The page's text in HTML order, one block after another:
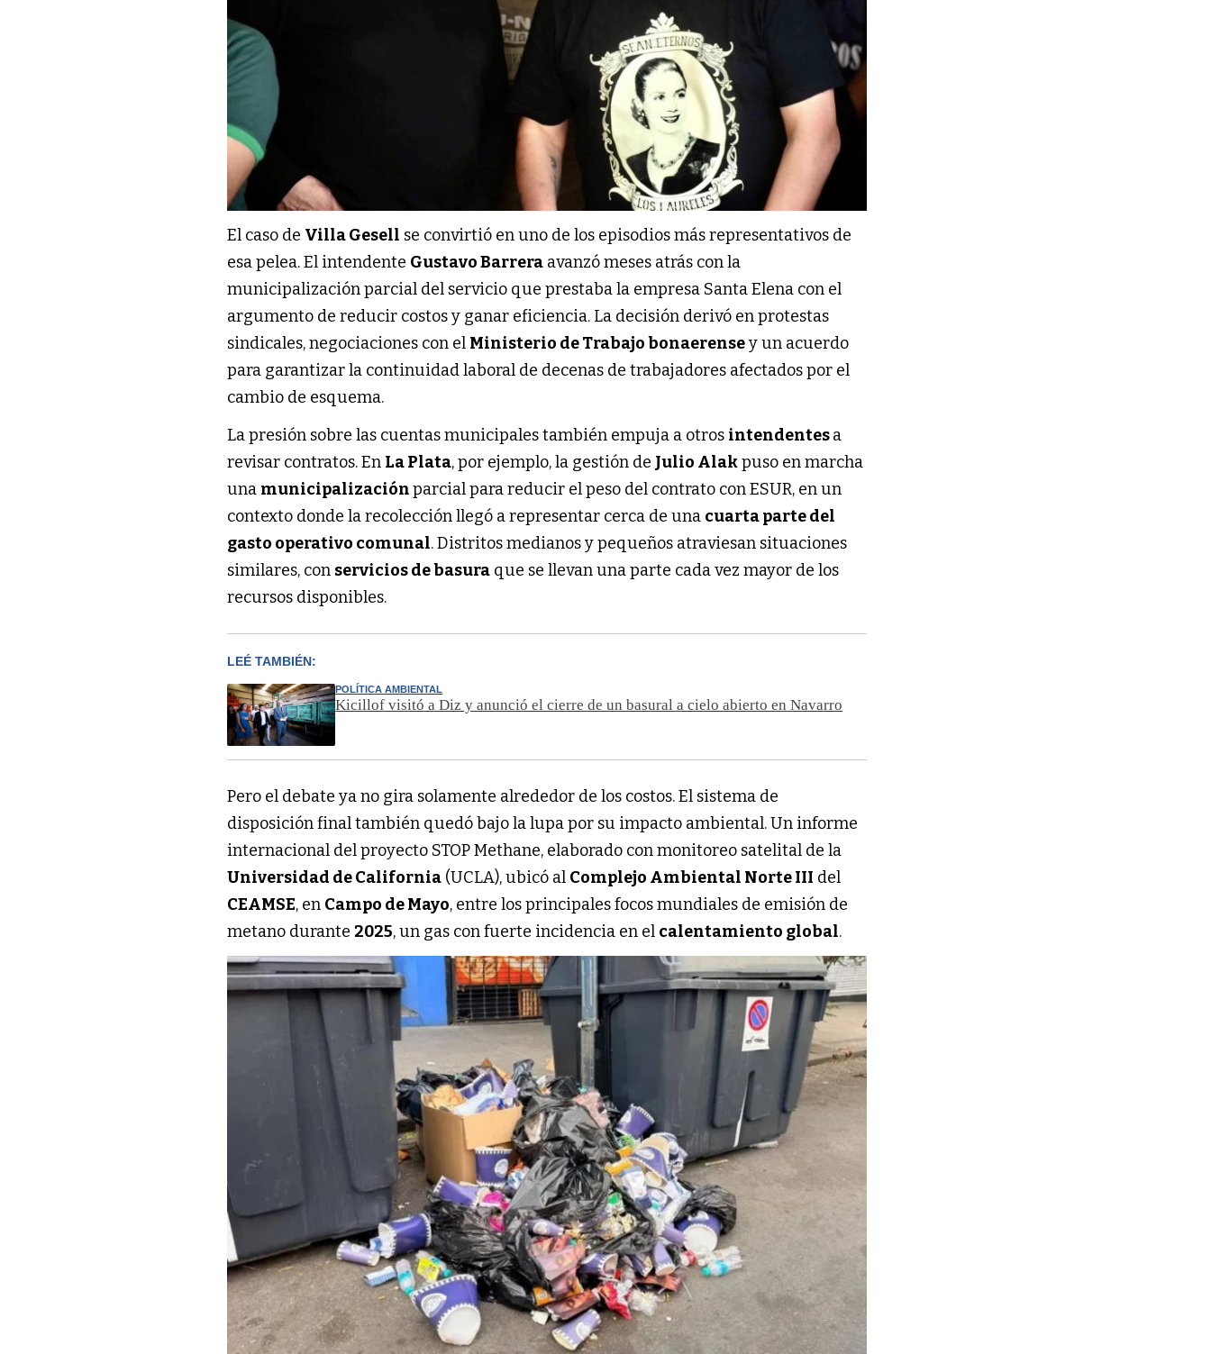
El caso de Villa Gesell se convirtió en uno de los episodios más representativos de
esa pelea. El intendente Gustavo Barrera avanzó meses atrás con la
municipalización parcial del servicio que prestaba la empresa Santa Elena con el
argumento de reducir costos y ganar eficiencia. La decisión derivó en protestas
sindicales, negociaciones con el Ministerio de Trabajo bonaerensey un acuerdo
para garantizar la continuidad laboral de decenas de trabajadores afectados por el
cambio de esquema.
La presión sobre las cuentas municipales también empuja a otros intendentesa
revisar contratos. En La Plata, por ejemplo, la gestión de Julio Alakpuso en marcha
una municipalizaciónparcial para reducir el peso del contrato con ESUR, en un
contexto donde la recolección llegó a representar cerca de una cuarta parte del
gasto operativo comunal. Distritos medianos y pequeños atraviesan situaciones
similares, con servicios de basura que se llevan una parte cada vez mayor de los
recursos disponibles.
LEÉ TAMBIÉN:
POLÍTICA AMBIENTAL
Kicillof visitó a Diz y anunció el cierre de un basural a cielo abierto en Navarro
Pero el debate ya no gira solamente alrededor de los costos. El sistema de
disposición final también quedó bajo la lupa por su impacto ambiental. Un informe
internacional del proyecto STOP Methane, elaborado con monitoreo satelital de la
Universidad de California (UCLA), ubicó al Complejo Ambiental Norte III del
CEAMSE, en Campo de Mayo, entre los principales focos mundiales de emisión de
metano durante 2025, un gas con fuerte incidencia en el calentamiento global.